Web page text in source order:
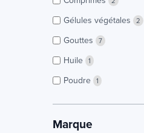
Gélules végétales 2
Gouttes 7
Huile 1
Poudre 1
Marque